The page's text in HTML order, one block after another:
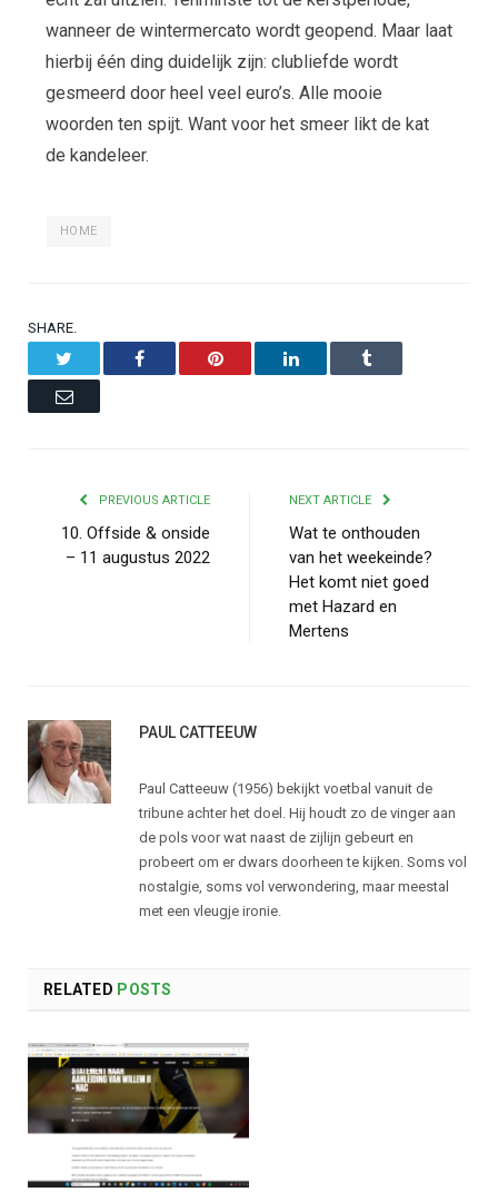
wanneer de wintermercato wordt geopend. Maar laat
hierbij één ding duidelijk zijn: clubliefde wordt
gesmeerd door heel veel euro’s. Alle mooie
woorden ten spijt. Want voor het smeer likt de kat
de kandeleer.
HOME
SHARE.
Facebook Pinterest LinkedIn Tumblr
Email
PREVIOUS ARTICLE
10. Offside & onside
– 11 augustus 2022
NEXT ARTICLE
Wat te onthouden
van het weekeinde?
Het komt niet goed
met Hazard en
Mertens
PAUL CATTEEUW
Paul Catteeuw (1956) bekijkt voetbal vanuit de
tribune achter het doel. Hij houdt zo de vinger aan
de pols voor wat naast de zijlijn gebeurt en
probeert om er dwars doorheen te kijken. Soms vol
nostalgie, soms vol verwondering, maar meestal
met een vleugje ironie.
RELATED POSTS